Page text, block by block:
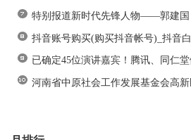
特别报道新时代先锋人物——郭建国
抖音账号购买(购买抖音帐号)_抖音
已确定45位演讲嘉宾！腾讯、同仁
河南省中原社会工作发展基金会高新